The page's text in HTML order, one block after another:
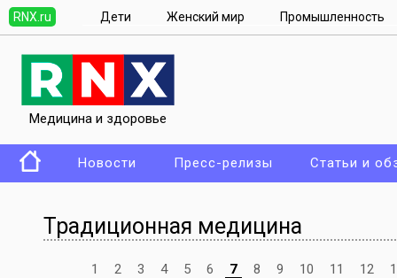
RNX.ru Дети Женский мир Промышленность
Медицина и здоровье
Новости Пресс-релизы Статьи и
Традиционная медицина
1 2 3 4 5 6 7 8 9 10 11 12